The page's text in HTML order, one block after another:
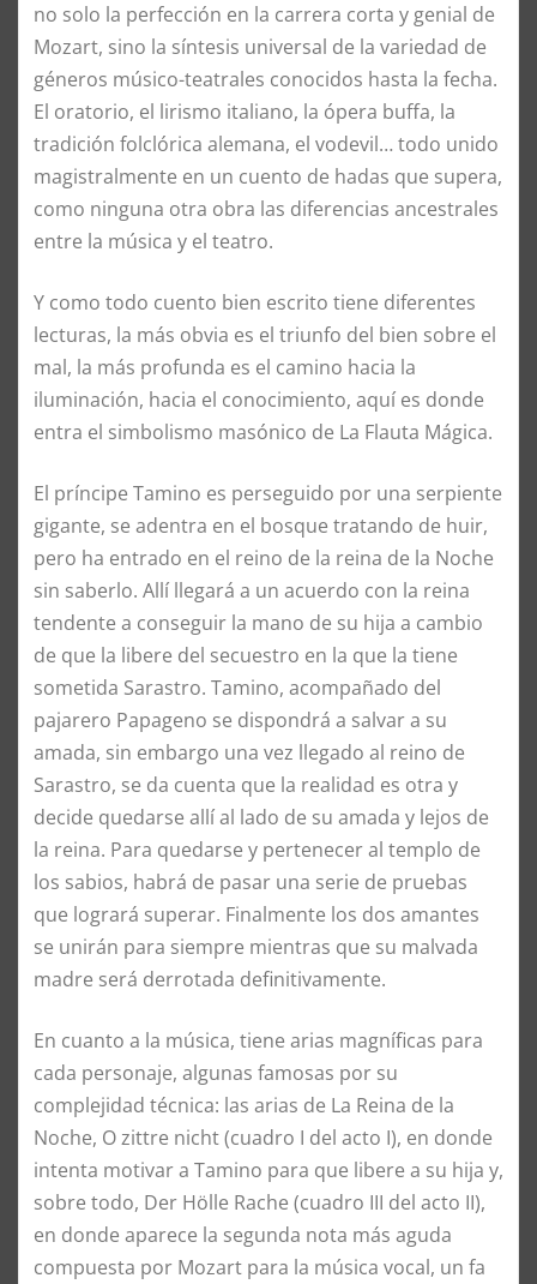
no solo la perfección en la carrera corta y genial de
Mozart, sino la síntesis universal de la variedad de
géneros músico-teatrales conocidos hasta la fecha.
El oratorio, el lirismo italiano, la ópera buffa, la
tradición folclórica alemana, el vodevil… todo unido
magistralmente en un cuento de hadas que supera,
como ninguna otra obra las diferencias ancestrales
entre la música y el teatro.
Y como todo cuento bien escrito tiene diferentes
lecturas, la más obvia es el triunfo del bien sobre el
mal, la más profunda es el camino hacia la
iluminación, hacia el conocimiento, aquí es donde
entra el simbolismo masónico de La Flauta Mágica.
El príncipe Tamino es perseguido por una serpiente
gigante, se adentra en el bosque tratando de huir,
pero ha entrado en el reino de la reina de la Noche
sin saberlo. Allí llegará a un acuerdo con la reina
tendente a conseguir la mano de su hija a cambio
de que la libere del secuestro en la que la tiene
sometida Sarastro. Tamino, acompañado del
pajarero Papageno se dispondrá a salvar a su
amada, sin embargo una vez llegado al reino de
Sarastro, se da cuenta que la realidad es otra y
decide quedarse allí al lado de su amada y lejos de
la reina. Para quedarse y pertenecer al templo de
los sabios, habrá de pasar una serie de pruebas
que logrará superar. Finalmente los dos amantes
se unirán para siempre mientras que su malvada
madre será derrotada definitivamente.
En cuanto a la música, tiene arias magníficas para
cada personaje, algunas famosas por su
complejidad técnica: las arias de La Reina de la
Noche, O zittre nicht (cuadro I del acto I), en donde
intenta motivar a Tamino para que libere a su hija y,
sobre todo, Der Hölle Rache (cuadro III del acto II),
en donde aparece la segunda nota más aguda
compuesta por Mozart para la música vocal, un fa